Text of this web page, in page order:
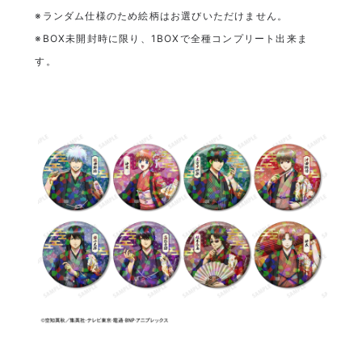
※ランダム仕様のため絵柄はお選びいただけません。
※BOX未開封時に限り、1BOXで全種コンプリート出来ま
す。